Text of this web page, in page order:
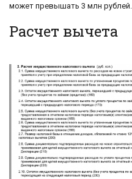
может превышать 3 млн рублей.
Расчет вычета